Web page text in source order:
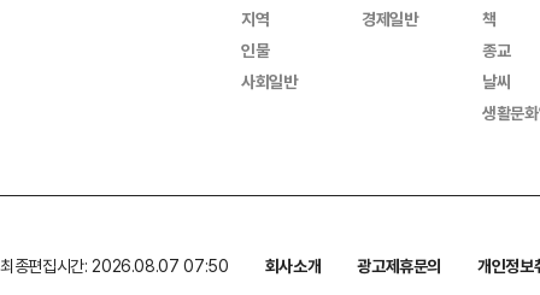
지역
인물
사회일반
경제일반
책
종교
날씨
생활문
최종편집시간: 2026.08.07 07:50 회사소개 광고제휴문의
개인정보